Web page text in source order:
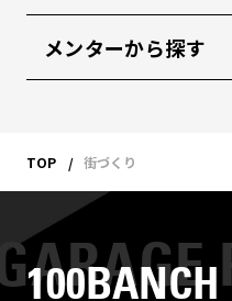
メンターから探す
TOP 街づくり
100BANCH